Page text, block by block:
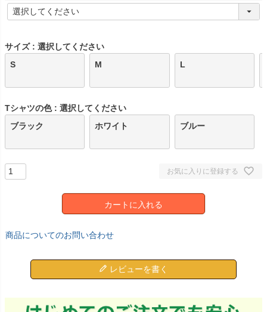
(
必
)
サイズ
選択してください
S
M L
Tシャツの色
選択してください
ブラック
ホワイト ブルー
お気に入りに登録する
カートに入れる
商品についてのお問い合わせ
レビューを書く